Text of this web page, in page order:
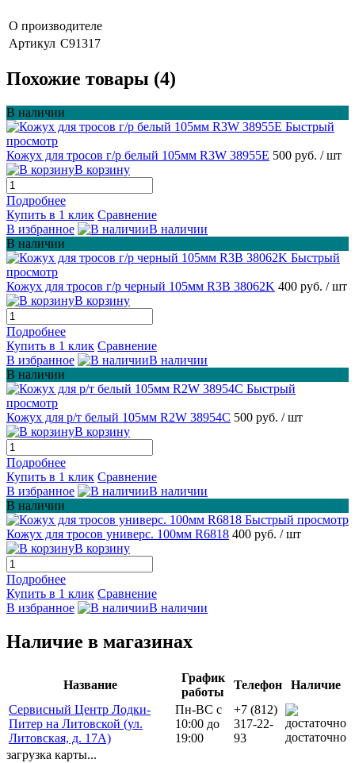
О производителе
Артикул С91317
Похожие товары (4)
В наличии
Быстрый
просмотр
Кожух для тросов г/р белый 105мм R3W 38955E 500 руб. / шт
В корзину
Подробнее
Купить в 1 клик Сравнение
В избранное
В наличии
В наличии
Быстрый
просмотр
Кожух для тросов г/р черный 105мм R3B 38062K 400 руб. / шт
В корзину
Подробнее
Купить в 1 клик Сравнение
В избранное
В наличии
В наличии
Быстрый
просмотр
Кожух для р/т белый 105мм R2W 38954C 500 руб. / шт
В корзину
Подробнее
Купить в 1 клик Сравнение
В избранное
В наличии
В наличии
Быстрый просмотр
Кожух для тросов универс. 100мм R6818 400 руб. / шт
В корзину
Подробнее
Купить в 1 клик Сравнение
В избранное
В наличии
Наличие в магазинах
Название
График
работы
Телефон
Наличие
Сервисный Центр Лодки-
Питер на Литовской (ул.
Литовская, д. 17А)
Пн-ВС с
10:00 до
19:00
+7 (812)
317-22-
93
достаточно
загрузка карты...